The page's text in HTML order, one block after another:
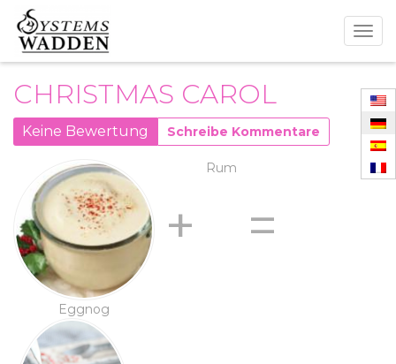
CHRISTMAS CAROL
Keine Bewertung Schreibe Kommentare
Eggnog
+
Rum
=